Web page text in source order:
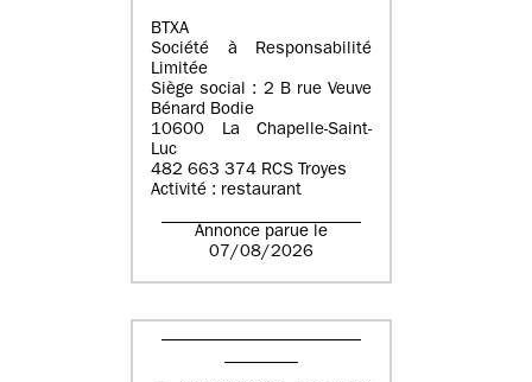
BTXA
Société à Responsabilité
Limitée
Siège social : 2 B rue Veuve
Bénard Bodie
10600 La Chapelle-Saint-
Luc
482 663 374 RCS Troyes
Activité : restaurant
Annonce parue le
07/08/2026